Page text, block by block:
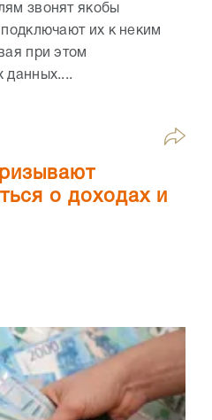
звонят якобы
их к неким
при этом
данных....
о доходах и